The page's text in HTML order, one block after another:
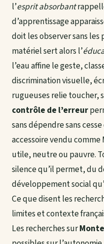
l’esprit absorbant
d’apprentissage
doit les observer sans
matériel sert alors l’
l’eau affine le geste,
discrimination visuelle,
rugueuses relie toucher,
contrôle de l’erreur
sans dépendre sans
accessoire vendu
utile, neutre ou pauvre.
silence qu’il permet, du
développement social
Ce que disent les
limites et contexte
Les recherches sur